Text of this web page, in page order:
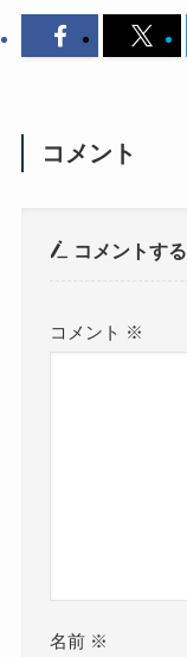
コメント
コメントする
コメント ※
名前 ※